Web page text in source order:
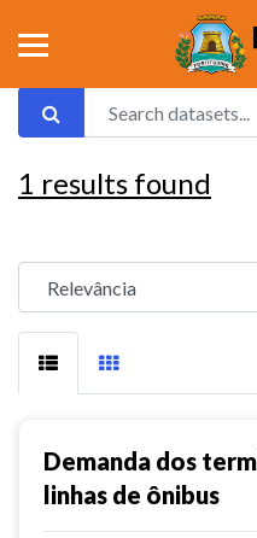
1 results found
Demanda dos
linhas de ônibus